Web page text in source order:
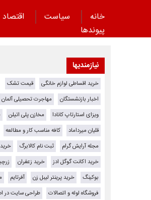
خانه سیاست اقتصاد
پیوند‌ها
نیازمندیها
خرید اقساطی لوازم خانگی
قیمت تشک
اخبار بازنشستگان
مهاجرت تحصیلی آلمان
ویزای استارتاپ کانادا
مخازن پلی اتیلن
قلیان میرداماد
کافه مناسب کار و مطالعه
مجله آرایش گرام
ثبت نام کالابرگ
خرید nft
خرید اکانت گوگل ادز
خرید زعفران
بوکینگ
خرید پرینتر لیبل زن آفرتایم
فروشگاه لوله و اتصالات
طراحی سایت در